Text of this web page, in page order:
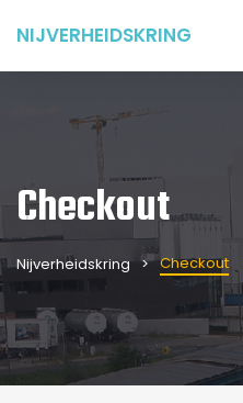
NIJVERHEIDSKRING
Checkout
Nijverheidskring Checkout